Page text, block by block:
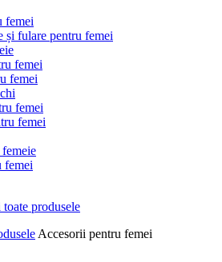
femei
și fulare pentru femei
femei
femei
femei
femei
femei
Accesorii pentru femei